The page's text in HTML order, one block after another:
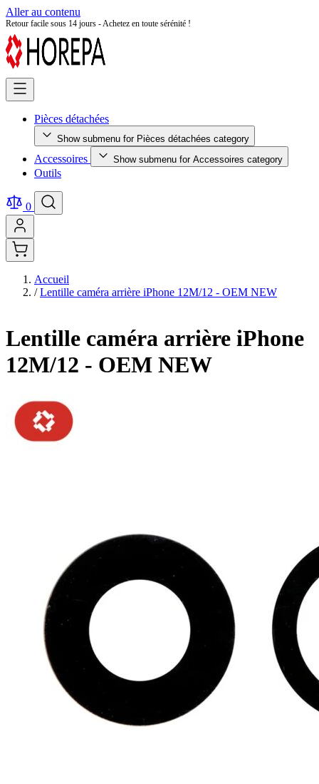
Aller au contenu
Retour facile sous 14 jours - Achetez en toute sérénité !
Pièces détachées
Show submenu for Pièces détachées category
Accessoires Show submenu for Accessoires category
Outils
0
Accueil
/ Lentille caméra arrière iPhone 12M/12 - OEM NEW
Lentille caméra arrière iPhone
12M/12 - OEM NEW